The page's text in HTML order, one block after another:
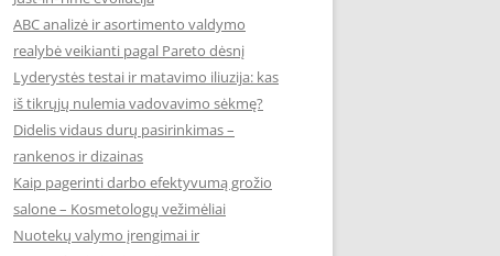
ABC analizė ir asortimento valdymo
realybė veikianti pagal Pareto dėsnį
Lyderystės testai ir matavimo iliuzija: kas
iš tikrųjų nulemia vadovavimo sėkmę?
Didelis vidaus durų pasirinkimas –
rankenos ir dizainas
Kaip pagerinti darbo efektyvumą grožio
salone – Kosmetologų vežimėliai
Nuotekų valymo įrengimai ir